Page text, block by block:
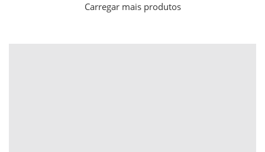
Carregar mais produtos